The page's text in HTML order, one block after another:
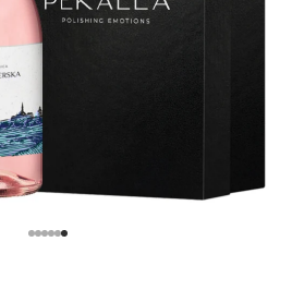
Go to item 1
Go to item 2
Go to item 3
Go to item 4
Go to item 5
Go to item 6